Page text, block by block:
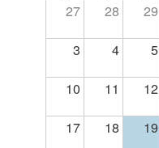
27 28 29
3 4 5
10 11 12
17 18 19